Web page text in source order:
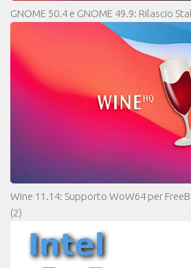
GNOME 50.4 e GNOME 49.9: Rilascio
Wine 11.14: Supporto WoW64 per
(2)